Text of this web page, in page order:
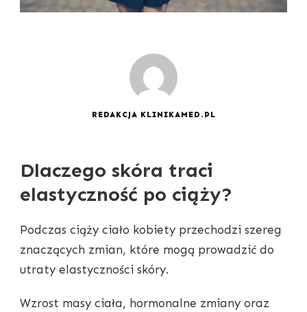
REDAKCJA KLINIKAMED.PL
Dlaczego skóra traci
elastyczność po ciąży?
Podczas ciąży ciało kobiety przechodzi szereg
znaczących zmian, które mogą prowadzić do
utraty elastyczności skóry.
Wzrost masy ciała, hormonalne zmiany oraz